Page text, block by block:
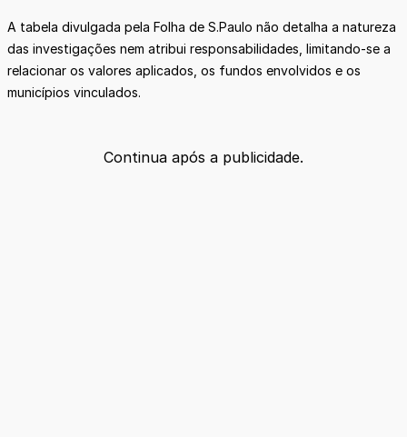
A tabela divulgada pela Folha de S.Paulo não detalha a natureza
das investigações nem atribui responsabilidades, limitando-se a
relacionar os valores aplicados, os fundos envolvidos e os
municípios vinculados.
Continua após a publicidade.